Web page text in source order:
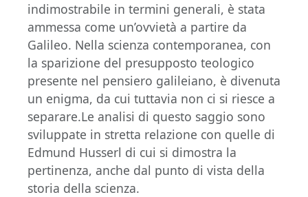
indimostrabile in termini generali, è stata
ammessa come un’ovvietà a partire da
Galileo. Nella scienza contemporanea, con
la sparizione del presupposto teologico
presente nel pensiero galileiano, è divenuta
un enigma, da cui tuttavia non ci si riesce a
separare.Le analisi di questo saggio sono
sviluppate in stretta relazione con quelle di
Edmund Husserl di cui si dimostra la
pertinenza, anche dal punto di vista della
storia della scienza.